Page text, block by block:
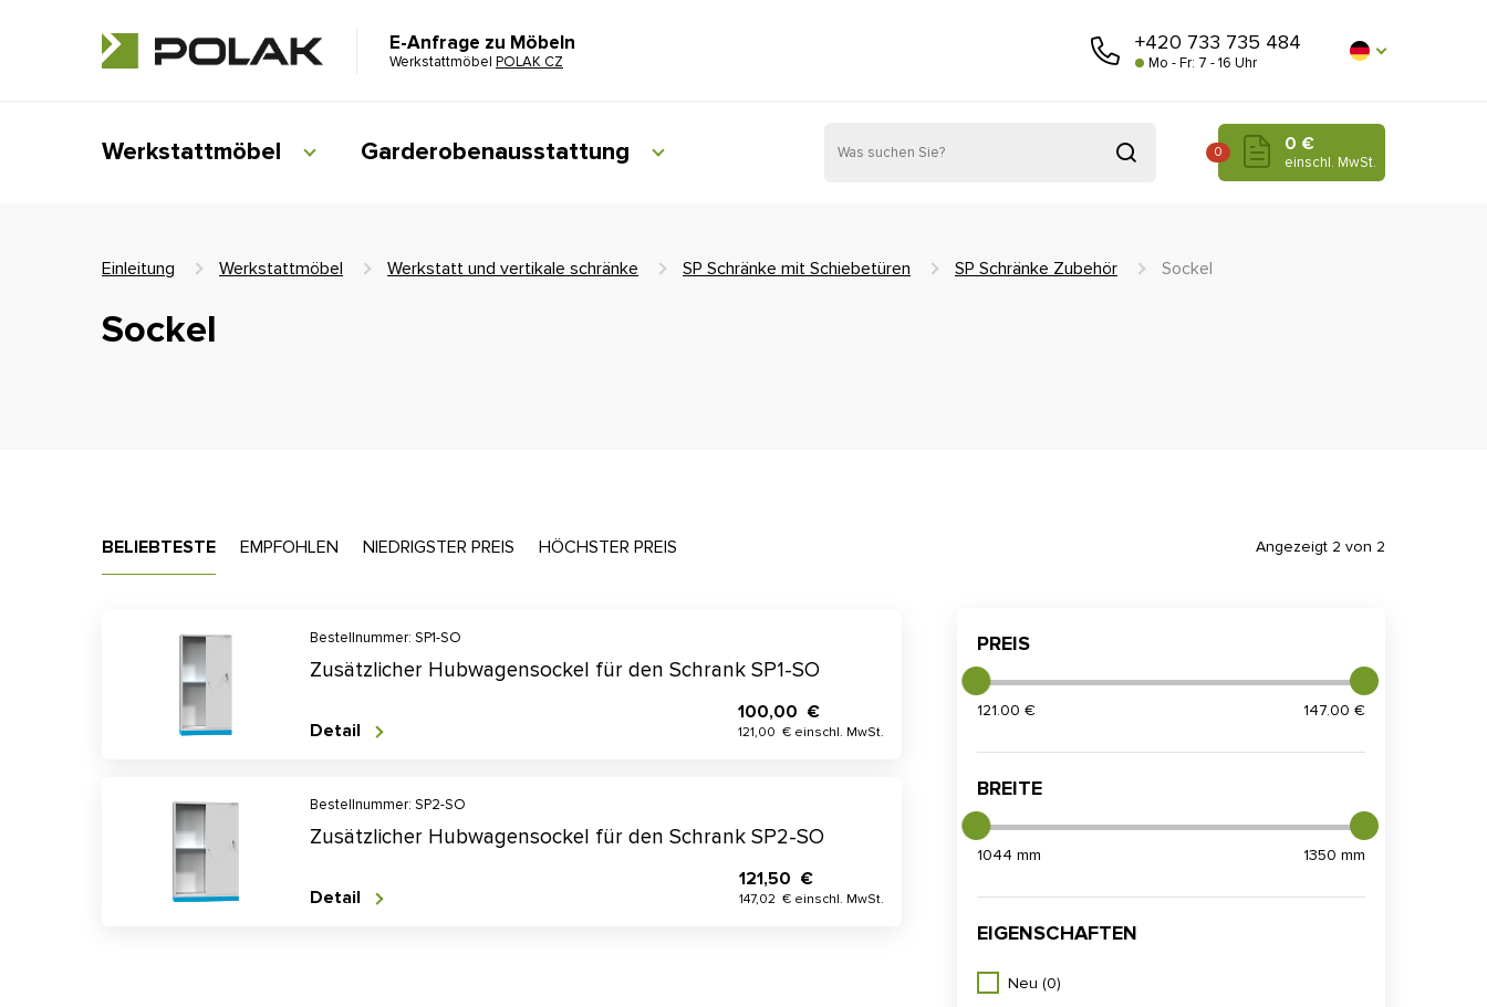
E-Anfrage zu Möbeln
Werkstattmöbel POLAK CZ
+420 733 735 484
Mo - Fr: 7 - 16 Uhr
Werkstattmöbel Garderobenausstattung 0 €
einschl. MwSt.
0
Einleitung Werkstattmöbel Werkstatt und vertikale schränke SP Schränke mit Schiebetüren SP Schränke Zubehör Sockel
Sockel
BELIEBTESTE EMPFOHLEN NIEDRIGSTER PREIS HÖCHSTER PREIS
Bestellnummer: SP1-SO
Zusätzlicher Hubwagensockel für den Schrank SP1-SO
100,00 €
121,00 € einschl. MwSt.
Detail
Bestellnummer: SP2-SO
Zusätzlicher Hubwagensockel für den Schrank SP2-SO
121,50 €
147,02 € einschl. MwSt.
Detail
Angezeigt 2 von 2
PREIS
121.00 € 147.00 €
BREITE
1044 mm 1350 mm
EIGENSCHAFTEN
Neu (0)